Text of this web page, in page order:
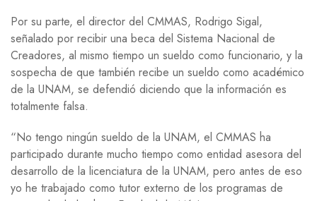
Por su parte, el director del CMMAS, Rodrigo Sigal,
señalado por recibir una beca del Sistema Nacional de
Creadores, al mismo tiempo un sueldo como funcionario, y la
sospecha de que también recibe un sueldo como académico
de la UNAM, se defendió diciendo que la información es
totalmente falsa.
“No tengo ningún sueldo de la UNAM, el CMMAS ha
participado durante mucho tiempo como entidad asesora del
desarrollo de la licenciatura de la UNAM, pero antes de eso
yo he trabajado como tutor externo de los programas de